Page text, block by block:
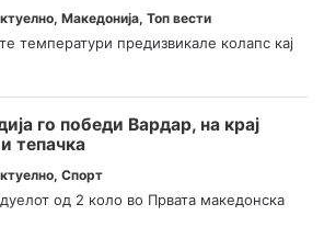
, Македонија, Топ вести
температури предизвикале колапс кај
го победи Вардар, на крај
тепачка
, Спорт
од 2 коло во Првата македонска